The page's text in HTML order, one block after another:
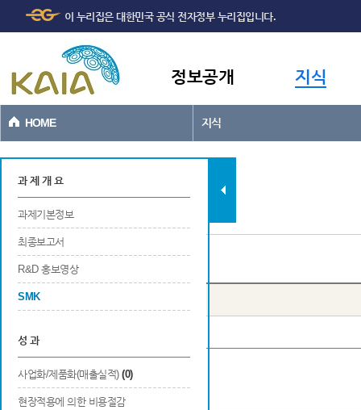
본문바로가기
이 누리집은 대한민국 공식 전자정부 누리집입니다.
정보공개 지식
HOME 지식
과제현황
과 제 개 요
과제기본정보
최종보고서
R&D 홍보영상
SMK
성 과
사업화/제품화(매출실적) (0)
현장적용에 의한 비용절감
SMK 목록
번호